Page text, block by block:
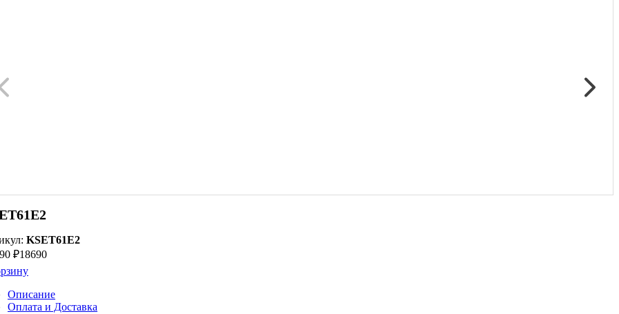
KSET61E2
₽18690
Описание
Оплата и Доставка